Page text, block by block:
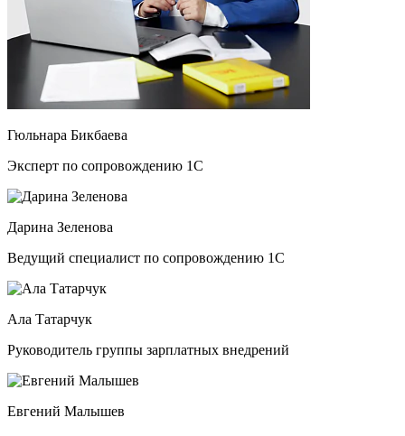
Гюльнара Бикбаева
Эксперт по сопровождению 1С
Дарина Зеленова
Ведущий специалист по сопровождению 1С
Ала Татарчук
Руководитель группы зарплатных внедрений
Евгений Малышев